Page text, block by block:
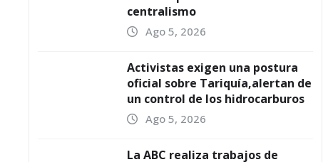
centralismo
Ago 5, 2026
Activistas exigen una postura
oficial sobre Tariquía,alertan de
un control de los hidrocarburos
Ago 5, 2026
La ABC realiza trabajos de